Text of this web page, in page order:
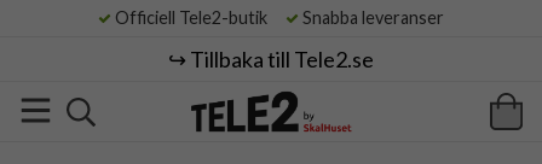
Officiell Tele2-butik Snabba leveranser
↪️ Tillbaka till Tele2.se